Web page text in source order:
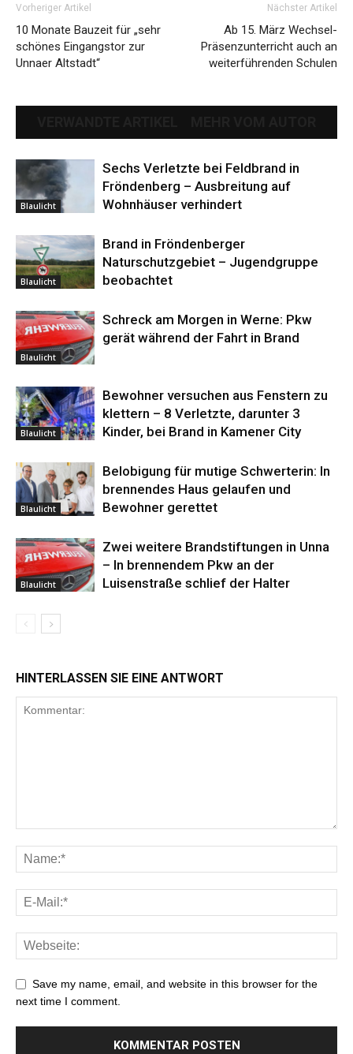
Vorheriger Artikel
10 Monate Bauzeit für „sehr
schönes Eingangstor zur
Unnaer Altstadt“
Nächster Artikel
Ab 15. März Wechsel-
Präsenzunterricht auch an
weiterführenden Schulen
Blaulicht
Sechs Verletzte bei Feldbrand in
Fröndenberg – Ausbreitung auf
Wohnhäuser verhindert
Blaulicht
Brand in Fröndenberger
Naturschutzgebiet – Jugendgruppe
beobachtet
Blaulicht
Schreck am Morgen in Werne: Pkw
gerät während der Fahrt in Brand
Blaulicht
Bewohner versuchen aus Fenstern zu
klettern – 8 Verletzte, darunter 3
Kinder, bei Brand in Kamener City
Blaulicht
Belobigung für mutige Schwerterin: In
brennendes Haus gelaufen und
Bewohner gerettet
Blaulicht
Zwei weitere Brandstiftungen in Unna
– In brennendem Pkw an der
Luisenstraße schlief der Halter
HINTERLASSEN SIE EINE ANTWORT
Save my name, email, and website in this browser for the
next time I comment.